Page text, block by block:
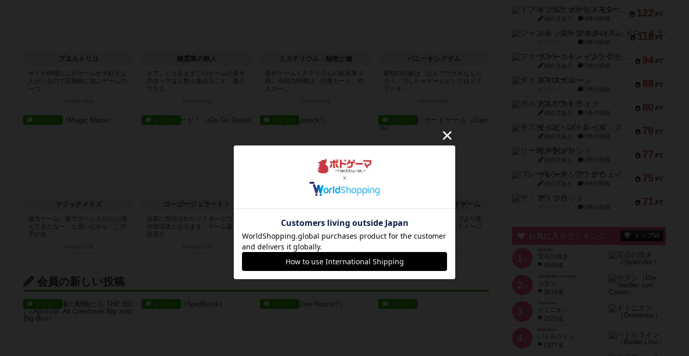
プエルトリコ
ボドゲ仲間にこのゲームが大好きな
人がいるので定期的に遊ぶゲームの
一つ。...
幽霊島の殺人
さて。とりあえずこのゲームの最大
のネックは人数を集めること。最小
でも１...
ミステリウム：秘密と嘘
名作ゲームミステリウムの拡張第２
段。今回の特徴は、幻視カード、犯
人カー...
バニーキングダム
最初の印象は「なんでウサギなんだ
ろう」でしたｗゲームとしてはドラ
フト＆...
レビュー
マジックメイズ
協力ゲーム。協力ゲームもだいぶ増
えてきたなー、と思いながら「この
手があ...
レビュー
ゴーゴージェラート！
以前に発売されたドクターエウレカ
の亜流版となります。ゲーム最初に
設定さ...
レビュー
やばーい。このゲームヤバーい。私
はリアル脱出ゲームが大好きで今ま
でに３...
9年弱前 の投稿
レビュー
キャメルアップ：カードゲーム
正直、もとのキャメルアップより面
白いのではないか、そんなイメージ
です。...
会員の新しい投稿
レビュー レビュー レビュー レビュー
122 PT
ドブル：ポケットモンスター
紹介文あり 4件の投稿
118 PT
ジャンヌ・ダルク-オルレアン ドロー＆ライト
5件の投稿
94 PT
ファースト・イン・フライト
紹介文あり 3件の投稿
88 PT
ダイススローン
1件の投稿
80 PT
ガルフストライク
紹介文あり 1件の投稿
79 PT
モズビ－ズ・レイダ－ズ
紹介文あり 1件の投稿
77 PT
リー対グラント
紹介文あり 1件の投稿
75 PT
ブレーキング・アウェイ
紹介文あり 4件の投稿
71 PT
ザ・フラッド
1件の投稿
お気に入りランキング トップ50
1 位
宝石の煌き
4040名
2 位
Die Siedler von Catan
カタン
3616名
3 位
ドミニオン
2528名
4位
Battle Line
バトルライン
2377名